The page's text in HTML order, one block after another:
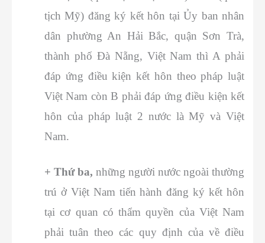
tịch Mỹ) đăng ký kết hôn tại Ủy ban nhân
dân phường An Hải Bắc, quận Sơn Trà,
thành phố Đà Nẵng, Việt Nam thì A phải
đáp ứng điều kiện kết hôn theo pháp luật
Việt Nam còn B phải đáp ứng điều kiện kết
hôn của pháp luật 2 nước là Mỹ và Việt
Nam.
+ Thứ ba, những người nước ngoài thường
trú ở Việt Nam tiến hành đăng ký kết hôn
tại cơ quan có thẩm quyền của Việt Nam
phải tuân theo các quy định của về điều